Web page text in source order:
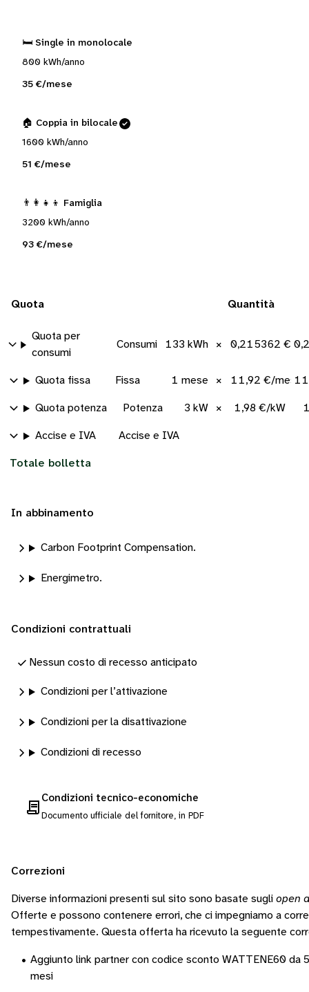
🛏️ Single in monolocale
800 kWh/anno
35 €/mese
🏠 Coppia in bilocale
1600 kWh/anno
51 €/mese
👨‍👩‍👧‍👦 Famiglia
3200 kWh/anno
93 €/mese
Quota Quantità
Quota per
consumi
Consumi 133 kWh × 0,215362 €/
Quota fissa Fissa 1 mese × 11,92 €/mese
Quota potenza Potenza 3 kW × 1,98 €/kW
Accise e IVA Accise e IVA
Totale bolletta
In abbinamento
Carbon Footprint Compensation.
Energimetro.
Condizioni contrattuali
Nessun costo di recesso anticipato
Condizioni per l’attivazione
Condizioni per la disattivazione
Condizioni di recesso
Condizioni tecnico-economiche
Documento ufficiale del fornitore, in PDF
Correzioni
Diverse informazioni presenti sul sito sono basate sugli open
Offerte e possono contenere errori, che ci impegniamo a
tempestivamente. Questa offerta ha ricevuto la seguente
• Aggiunto link partner con codice sconto WATTENE60 da
mesi